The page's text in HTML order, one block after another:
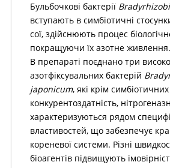
Бульбочкові бактерії
вступають в симбіотичні
сої, здійснюють процес
покращуючи їх азотне живлення.
В препараті поєднано три
азотфіксувальних бактерій
japonicum, які крім
конкурентоздатність,
характеризуються рядом
властивостей, що забезпечує
кореневої системи. Різні
біоагентів підвищують